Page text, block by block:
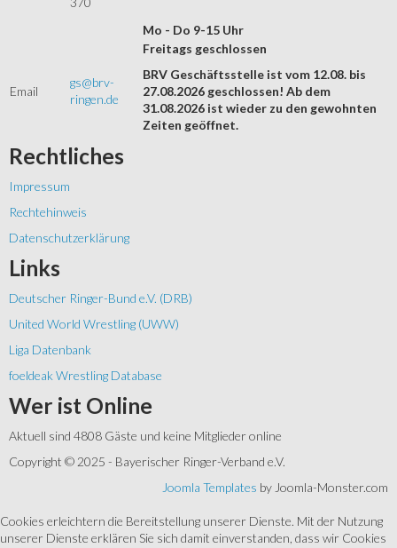
Mo - Do 9-15 Uhr
Email
gs@brv-
ringen.de
Freitags geschlossen
BRV Geschäftsstelle ist vom 12.08. bis
27.08.2026 geschlossen! Ab dem
31.08.2026 ist wieder zu den gewohnten
Zeiten geöffnet.
Rechtliches
Impressum
Rechtehinweis
Datenschutzerklärung
Links
Deutscher Ringer-Bund e.V. (DRB)
United World Wrestling (UWW)
Liga Datenbank
foeldeak Wrestling Database
Wer ist Online
Aktuell sind 4808 Gäste und keine Mitglieder online
Copyright © 2025 - Bayerischer Ringer-Verband e.V.
Joomla Templates by Joomla-Monster.com
Cookies erleichtern die Bereitstellung unserer Dienste. Mit der Nutzung
unserer Dienste erklären Sie sich damit einverstanden, dass wir Cookies